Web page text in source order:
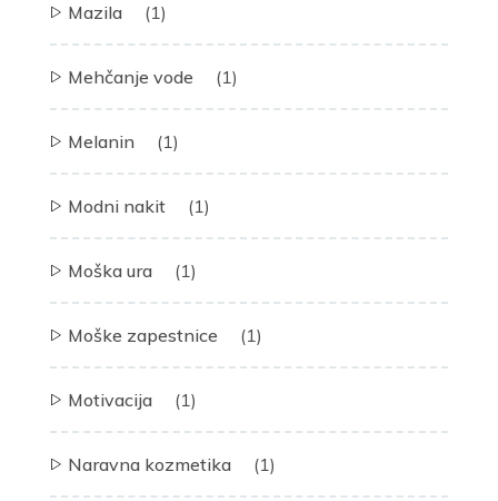
Mazila (1)
Mehčanje vode (1)
Melanin (1)
Modni nakit (1)
Moška ura (1)
Moške zapestnice (1)
Motivacija (1)
Naravna kozmetika (1)